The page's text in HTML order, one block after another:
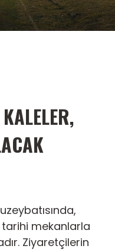
mekanlarla
Ziyaretçilerin